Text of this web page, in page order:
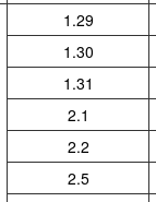
1.29
1.30
1.31
2.1
2.2
2.5